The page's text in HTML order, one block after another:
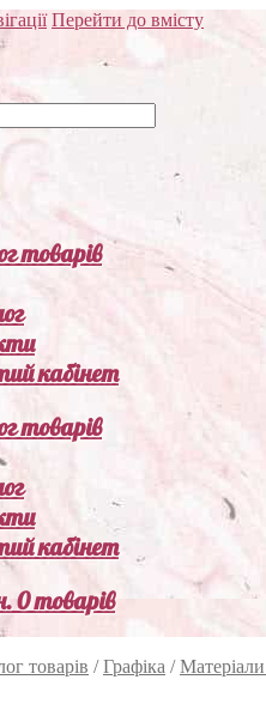
Перейти до вмісту
товарів
кабінет
товарів
кабінет
0 товарів
товарів /Графіка /